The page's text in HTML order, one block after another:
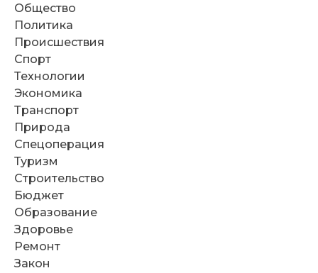
Общество
Политика
Происшествия
Спорт
Технологии
Экономика
Транспорт
Природа
Спецоперация
Туризм
Строительство
Бюджет
Образование
Здоровье
Ремонт
Закон